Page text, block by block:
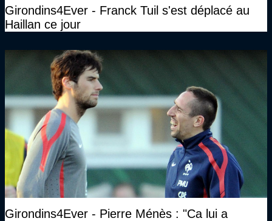
Girondins4Ever - Franck Tuil s'est déplacé au
Haillan ce jour
Girondins4Ever - Pierre Ménès : "Ca lui a